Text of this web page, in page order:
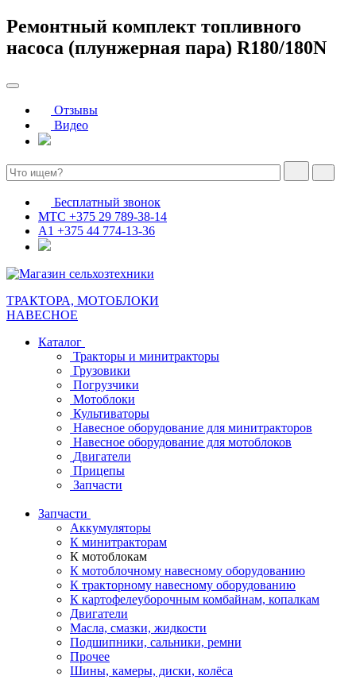
Ремонтный комплект топливного
насоса (плунжерная пара) R180/180N
Отзывы
Видео
Бесплатный звонок
МТС +375 29 789-38-14
А1 +375 44 774-13-36
ТРАКТОРА, МОТОБЛОКИ
НАВЕСНОЕ
Каталог
Тракторы и минитракторы
Грузовики
Погрузчики
Мотоблоки
Культиваторы
Навесное оборудование для минитракторов
Навесное оборудование для мотоблоков
Двигатели
Прицепы
Запчасти
Запчасти
Аккумуляторы
К минитракторам
К мотоблокам
К мотоблочному навесному оборудованию
К тракторному навесному оборудованию
К картофелеуборочным комбайнам, копалкам
Двигатели
Масла, смазки, жидкости
Подшипники, сальники, ремни
Прочее
Шины, камеры, диски, колёса